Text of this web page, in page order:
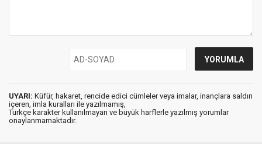
UYARI: Küfür, hakaret, rencide edici cümleler veya imalar, inançlara saldırı
içeren, imla kuralları ile yazılmamış,
Türkçe karakter kullanılmayan ve büyük harflerle yazılmış yorumlar
onaylanmamaktadır.